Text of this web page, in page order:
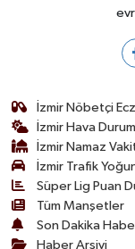
İzmir Nöbetçi
İzmir Hava
İzmir Namaz
İzmir Trafik
Süper Lig Puan
Tüm Manşetler
Son Dakika
Haber Arşivi